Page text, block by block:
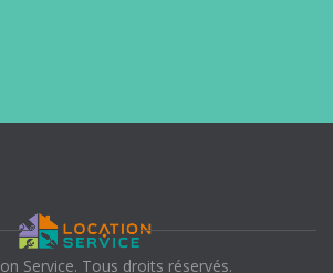
Service. Tous droits réservés.